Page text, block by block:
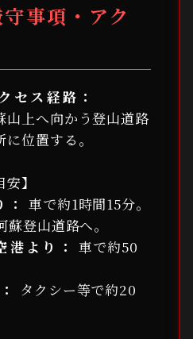
守事項・アク
セス経路：
山上へ向かう登山道路
位置する。
】
車で約1時間15分。
登山道路へ。
港より： 車で約50
タクシー等で約20